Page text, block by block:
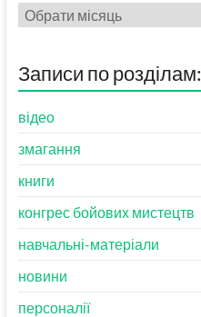
Записи
по
Записи по розділам:
відео
змагання
книги
конгрес бойових мистецтв
навчальні-матеріали
новини
персоналії